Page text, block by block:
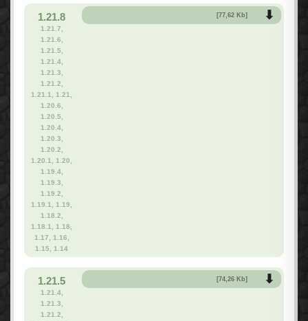
1.21.8
1.21.7,
1.21.6,
1.21.5,
1.21.4,
1.21.3,
1.21.2,
1.21.1, 1.21,
1.20.6,
1.20.5,
1.20.4,
1.20.3,
1.20.2,
1.20.1, 1.20,
1.19.4,
1.19.3,
1.19.2,
1.19.1, 1.19,
1.18.2,
1.18.1, 1.18,
1.17, 1.16,
1.15, 1.14
[77,62 Kb]
1.21.5
1.21.4,
1.21.3,
1.21.2,
[74,26 Kb]